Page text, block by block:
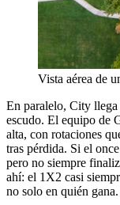
Vista aérea de
En paralelo, City llega
escudo. El equipo de
alta, con rotaciones
tras pérdida. Si el
pero no siempre
ahí: el 1X2 casi
no solo en quién gana.